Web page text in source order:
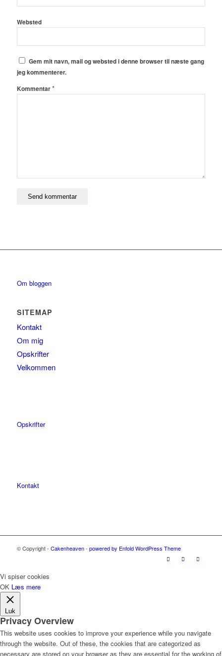
Websted
Gem mit navn, mail og websted i denne browser til næste gang
jeg kommenterer.
Kommentar*
Om bloggen
SITEMAP
Kontakt
Om mig
Opskrifter
Velkommen
Opskrifter
Kontakt
© Copyright - Cakenheaven- powered by Enfold WordPress Theme
Vi spiser cookies
OK Læs mere
Luk
Privacy Overview
This website uses cookies to improve your experience while you navigate
through the website. Out of these, the cookies that are categorized as
necessary are stored on your browser as they are essential for the working of